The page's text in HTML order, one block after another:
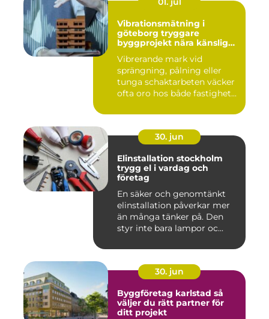
Vibrationsmätning i
göteborg tryggare
byggprojekt nära känsliga
Vibrerande mark vid
sprängning, pålning eller
tunga schaktarbeten väcker
ofta oro hos både fastighet...
30. jun
Elinstallation stockholm
trygg el i vardag och
företag
En säker och genomtänkt
elinstallation påverkar mer
än många tänker på. Den
styr inte bara lampor oc...
30. jun
Byggföretag karlstad så
väljer du rätt partner för
ditt projekt